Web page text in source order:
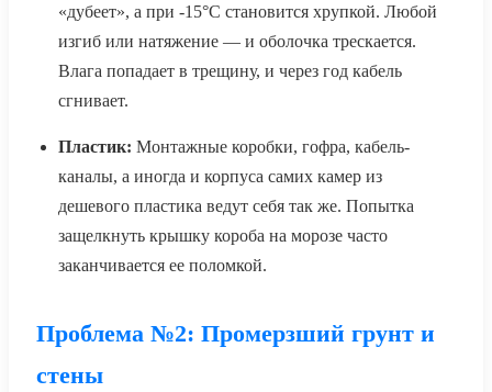
«дубеет», а при -15°C становится хрупкой. Любой
изгиб или натяжение — и оболочка трескается.
Влага попадает в трещину, и через год кабель
сгнивает.
Пластик: Монтажные коробки, гофра, кабель-
каналы, а иногда и корпуса самих камер из
дешевого пластика ведут себя так же. Попытка
защелкнуть крышку короба на морозе часто
заканчивается ее поломкой.
Проблема №2: Промерзший грунт и
стены